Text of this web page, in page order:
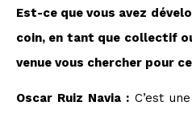
Est-ce que vous avez
coin, en tant que collectif
venue vous chercher pour
Oscar Ruiz Navia : C’est